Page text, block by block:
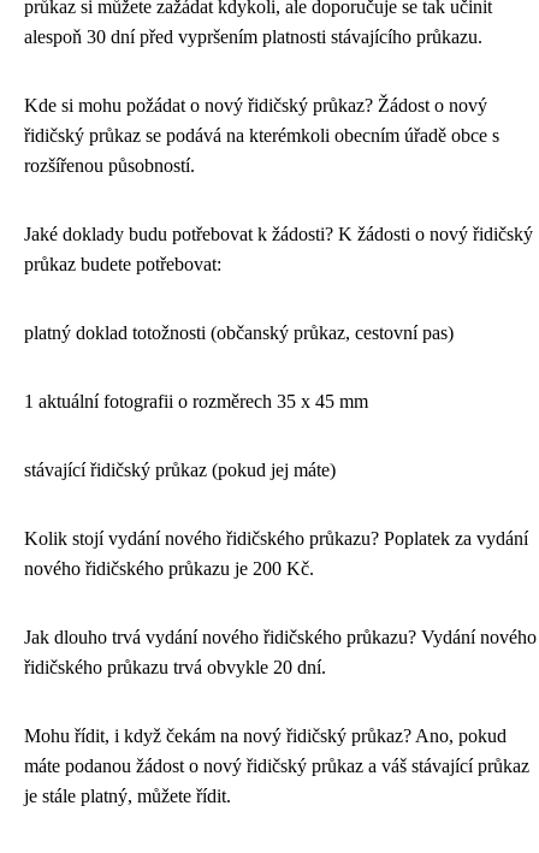
průkaz si můžete zažádat kdykoli, ale doporučuje se tak učinit
alespoň 30 dní před vypršením platnosti stávajícího průkazu.
Kde si mohu požádat o nový řidičský průkaz? Žádost o nový
řidičský průkaz se podává na kterémkoli obecním úřadě obce s
rozšířenou působností.
Jaké doklady budu potřebovat k žádosti? K žádosti o nový řidičský
průkaz budete potřebovat:
platný doklad totožnosti (občanský průkaz, cestovní pas)
1 aktuální fotografii o rozměrech 35 x 45 mm
stávající řidičský průkaz (pokud jej máte)
Kolik stojí vydání nového řidičského průkazu? Poplatek za vydání
nového řidičského průkazu je 200 Kč.
Jak dlouho trvá vydání nového řidičského průkazu? Vydání nového
řidičského průkazu trvá obvykle 20 dní.
Mohu řídit, i když čekám na nový řidičský průkaz? Ano, pokud
máte podanou žádost o nový řidičský průkaz a váš stávající průkaz
je stále platný, můžete řídit.